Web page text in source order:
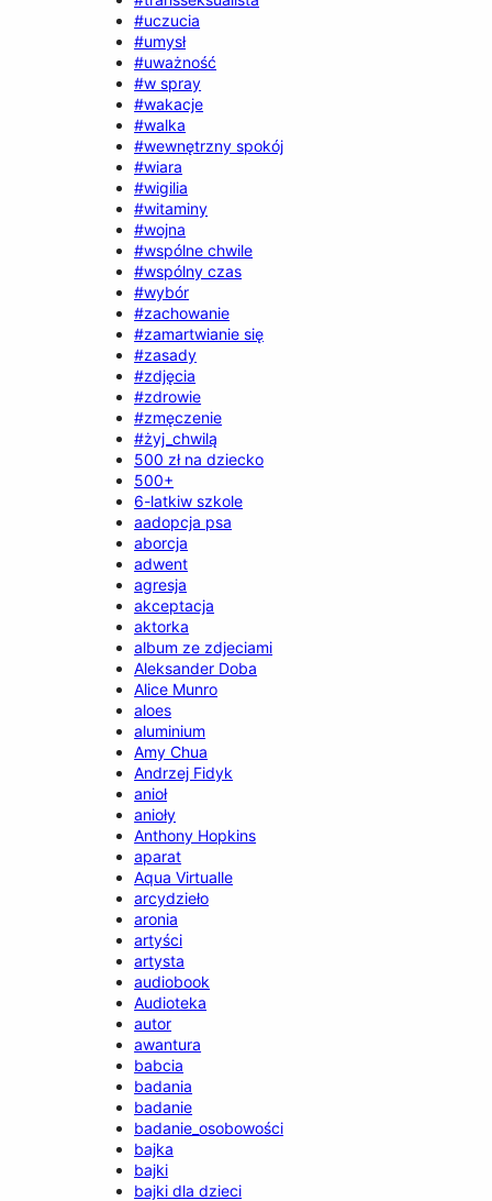
#uczucia
#umysł
#uważność
#w spray
#wakacje
#walka
#wewnętrzny spokój
#wiara
#wigilia
#witaminy
#wojna
#wspólne chwile
#wspólny czas
#wybór
#zachowanie
#zamartwianie się
#zasady
#zdjęcia
#zdrowie
#zmęczenie
#żyj_chwilą
500 zł na dziecko
500+
6-latkiw szkole
aadopcja psa
aborcja
adwent
agresja
akceptacja
aktorka
album ze zdjeciami
Aleksander Doba
Alice Munro
aloes
aluminium
Amy Chua
Andrzej Fidyk
anioł
anioły
Anthony Hopkins
aparat
Aqua Virtualle
arcydzieło
aronia
artyści
artysta
audiobook
Audioteka
autor
awantura
babcia
badania
badanie
badanie_osobowości
bajka
bajki
bajki dla dzieci